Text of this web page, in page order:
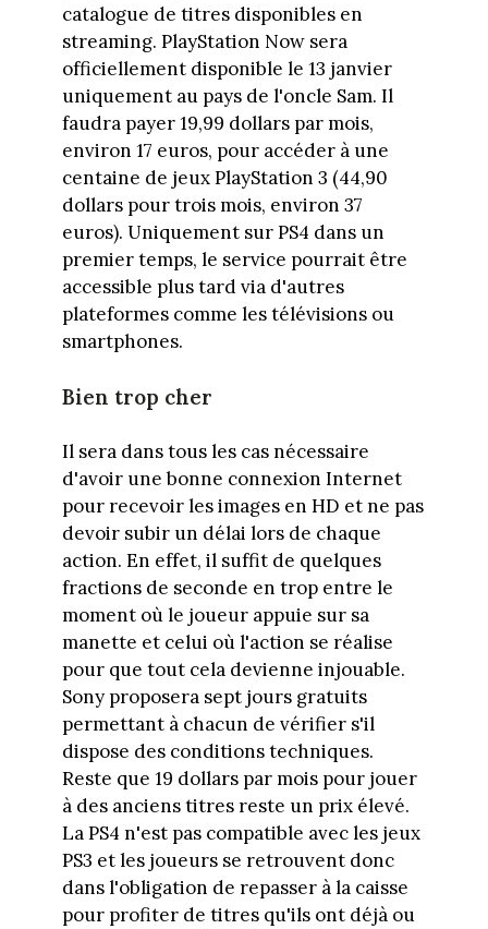
catalogue de titres disponibles en
streaming. PlayStation Now sera
officiellement disponible le 13 janvier
uniquement au pays de l'oncle Sam. Il
faudra payer 19,99 dollars par mois,
environ 17 euros, pour accéder à une
centaine de jeux PlayStation 3 (44,90
dollars pour trois mois, environ 37
euros). Uniquement sur PS4 dans un
premier temps, le service pourrait être
accessible plus tard via d'autres
plateformes comme les télévisions ou
smartphones.
Bien trop cher
Il sera dans tous les cas nécessaire
d'avoir une bonne connexion Internet
pour recevoir les images en HD et ne pas
devoir subir un délai lors de chaque
action. En effet, il suffit de quelques
fractions de seconde en trop entre le
moment où le joueur appuie sur sa
manette et celui où l'action se réalise
pour que tout cela devienne injouable.
Sony proposera sept jours gratuits
permettant à chacun de vérifier s'il
dispose des conditions techniques.
Reste que 19 dollars par mois pour jouer
à des anciens titres reste un prix élevé.
La PS4 n'est pas compatible avec les jeux
PS3 et les joueurs se retrouvent donc
dans l'obligation de repasser à la caisse
pour profiter de titres qu'ils ont déjà ou